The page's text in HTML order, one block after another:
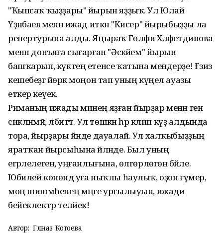
"Ҡыпсаҡ ҡыҙҙары" йырын яҙҙыҡ. Ул Юлай
Үҙәнбаев менән ижад иткән "Кисер" йырыбыҙҙы ла
репертурына алды. Яңыраҡ Гөлфиә Хәләфетдинова
менән донъяға сығарған "Әсәкәйем" йырын
башҡарып, күктең етенсе ҡатына мендерҙе! Ғәзиз
кешебеҙгә йөрәк моңон тап уның күңел ауазы
еткерә кеүек.
Риманың ижады минең яҙған йырҙар менән генә
сикләнмәй, әлбиттә. Ул төшкән һәр клип күҙ алдында
тора, йырҙары йәнде дауалай. Ул халҡыбыҙҙың
яратҡан йырсыһына әйләнде. Был уның
егәрлелегенә, уңғанлығына, өлгөрлөгөнә бәйле.
Юбилей көнөндә уға ныҡлы һаулыҡ, оҙон ғүмер,
моң шишмәһенең мәңге урғылыуын, ижади
бейеклектәр теләйек!
Автор: Гөлназ Ҡотоева